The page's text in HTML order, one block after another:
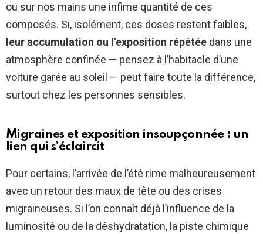
ou sur nos mains une infime quantité de ces
composés. Si, isolément, ces doses restent faibles,
leur accumulation ou l’exposition répétée dans une
atmosphère confinée — pensez à l’habitacle d’une
voiture garée au soleil — peut faire toute la différence,
surtout chez les personnes sensibles.
Migraines et exposition insoupçonnée : un
lien qui s’éclaircit
Pour certains, l’arrivée de l’été rime malheureusement
avec un retour des maux de tête ou des crises
migraineuses. Si l’on connaît déjà l’influence de la
luminosité ou de la déshydratation, la piste chimique